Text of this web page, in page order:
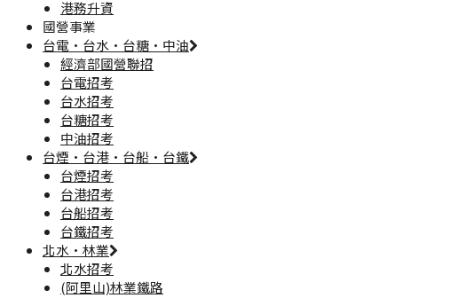
港務升資
國營事業
台電·台水·台糖·中油
經濟部國營聯招
台電招考
台水招考
台糖招考
中油招考
台煙·台港·台船·台鐵
台煙招考
台港招考
台船招考
台鐵招考
北水·林業
北水招考
(阿里山)林業鐵路